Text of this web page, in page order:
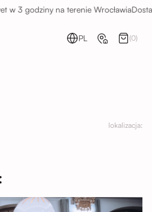
3 godziny na terenie Wrocławia
PL (0)
lokalizacja: